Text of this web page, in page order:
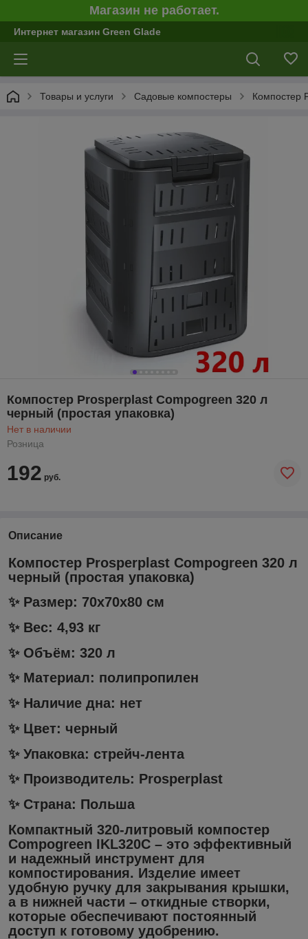
Магазин не работает.
Интернет магазин Green Glade
Товары и услуги Садовые компостеры Компостер
Компостер Prosperplast Compogreen 320 л
черный (простая упаковка)
Нет в наличии
Розница
192 руб.
Описание
Компостер Prosperplast Compogreen 320 л
черный (простая упаковка)
✨ Размер: 70х70х80 см
✨ Вес: 4,93 кг
✨ Объём: 320 л
✨ Материал: полипропилен
✨ Наличие дна: нет
✨ Цвет: черный
✨ Упаковка: стрейч-лента
✨ Производитель: Prosperplast
✨ Страна: Польша
Компактный 320-литровый компостер
Compogreen IKL320C – это эффективный
и надежный инструмент для
компостирования. Изделие имеет
удобную ручку для закрывания крышки,
а в нижней части – откидные створки,
которые обеспечивают постоянный
доступ к готовому удобрению.